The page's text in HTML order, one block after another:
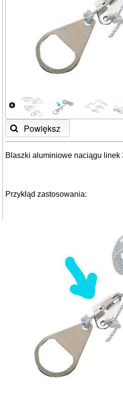
Powiększ
Blaszki aluminiowe naciągu
Przykłąd zastosowania: